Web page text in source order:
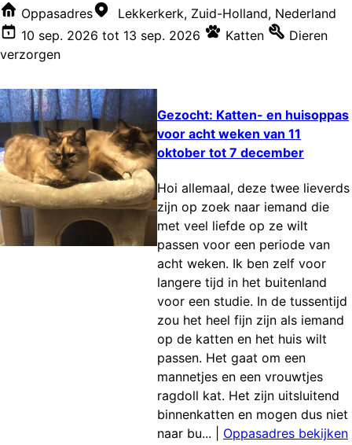
Oppasadres
Lekkerkerk, Zuid-Holland, Nederland
10 sep. 2026 tot 13 sep. 2026 Katten
Dieren
verzorgen
Gezocht: Katten- en huisoppas
voor acht weken van 11
oktober tot 7 december
Hoi allemaal, deze twee lieverds
zijn op zoek naar iemand die
met veel liefde op ze wilt
passen voor een periode van
acht weken. Ik ben zelf voor
langere tijd in het buitenland
voor een studie. In de tussentijd
zou het heel fijn zijn als iemand
op de katten en het huis wilt
passen. Het gaat om een
mannetjes en een vrouwtjes
ragdoll kat. Het zijn uitsluitend
binnenkatten en mogen dus niet
naar bu...
Oppasadres bekijken